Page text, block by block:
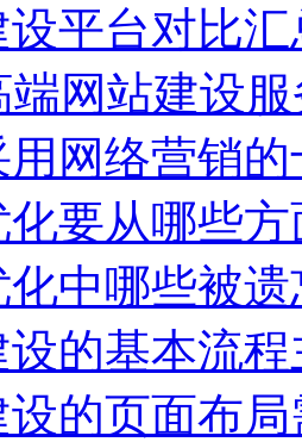
设平台对比汇
端网站建设
用网络营销
化要从哪些
中哪些被
设的基本流
设的页面布